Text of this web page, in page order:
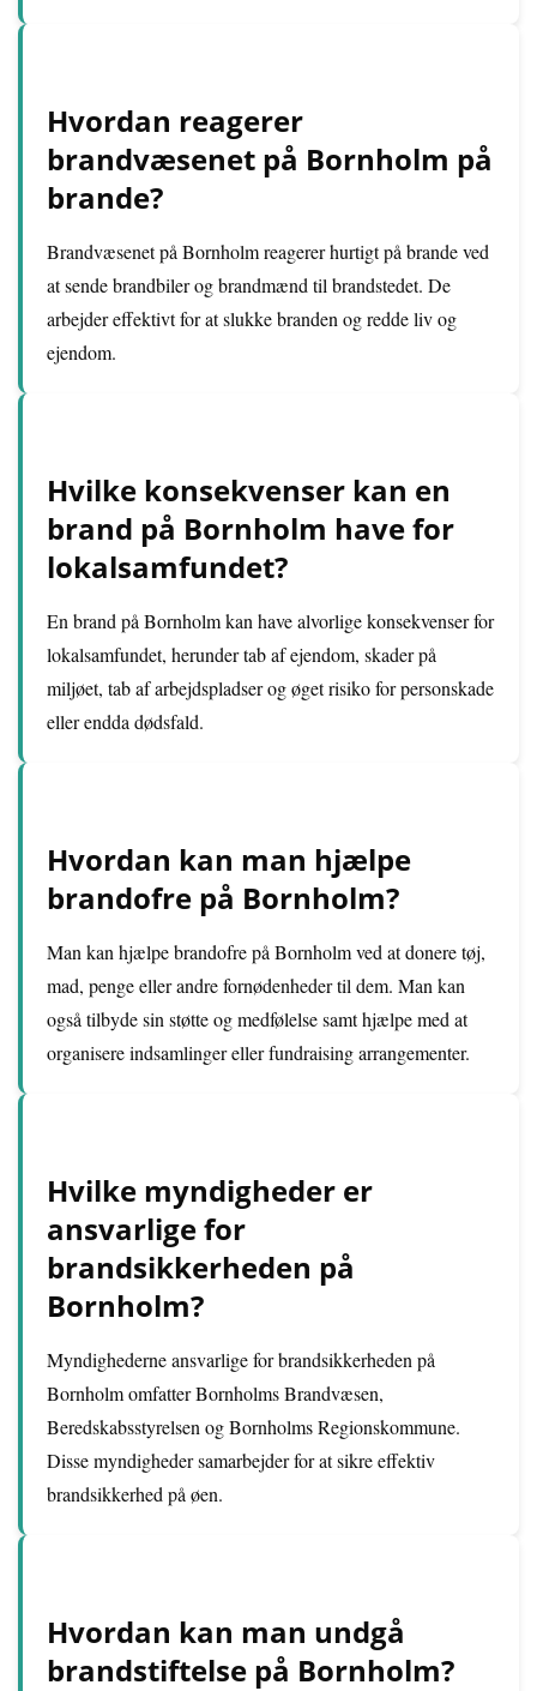
Hvordan reagerer
brandvæsenet på Bornholm på
brande?
Brandvæsenet på Bornholm reagerer hurtigt på brande ved
at sende brandbiler og brandmænd til brandstedet. De
arbejder effektivt for at slukke branden og redde liv og
ejendom.
Hvilke konsekvenser kan en
brand på Bornholm have for
lokalsamfundet?
En brand på Bornholm kan have alvorlige konsekvenser for
lokalsamfundet, herunder tab af ejendom, skader på
miljøet, tab af arbejdspladser og øget risiko for personskade
eller endda dødsfald.
Hvordan kan man hjælpe
brandofre på Bornholm?
Man kan hjælpe brandofre på Bornholm ved at donere tøj,
mad, penge eller andre fornødenheder til dem. Man kan
også tilbyde sin støtte og medfølelse samt hjælpe med at
organisere indsamlinger eller fundraising arrangementer.
Hvilke myndigheder er
ansvarlige for
brandsikkerheden på
Bornholm?
Myndighederne ansvarlige for brandsikkerheden på
Bornholm omfatter Bornholms Brandvæsen,
Beredskabsstyrelsen og Bornholms Regionskommune.
Disse myndigheder samarbejder for at sikre effektiv
brandsikkerhed på øen.
Hvordan kan man undgå
brandstiftelse på Bornholm?